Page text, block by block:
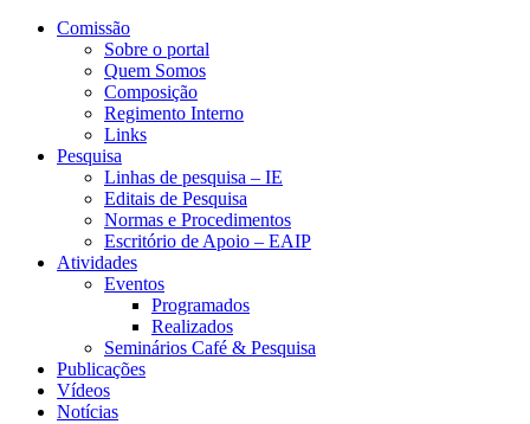
Comissão
Sobre o portal
Quem Somos
Composição
Regimento Interno
Links
Pesquisa
Linhas de pesquisa – IE
Editais de Pesquisa
Normas e Procedimentos
Escritório de Apoio – EAIP
Atividades
Eventos
Programados
Realizados
Seminários Café & Pesquisa
Publicações
Vídeos
Notícias